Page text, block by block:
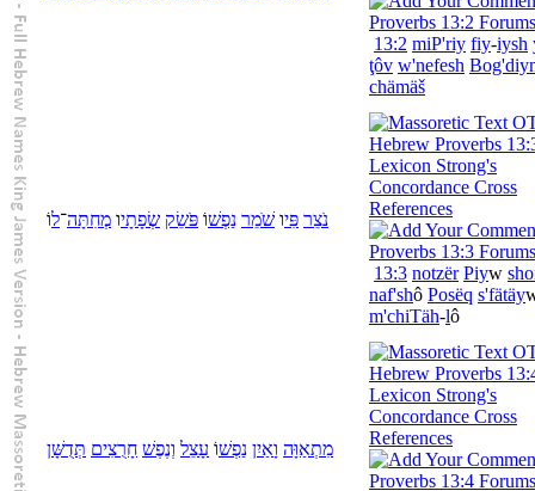
13:2 miP'riy fiy-iysh
ţôv w'nefesh
chämäš
נֹצֵר פִּיו שֹׁמֵר נַפְשׁוֹ פֹּשֵׂק שְׂפָתָיו מְחִתָּה־לוֹ
13:3 notzër Piyw
naf'shô Posëq s'fätäy
m'chiTäh-lô
מִתְאַוָּה וָאַיִן נַפְשׁוֹ עָצֵל וְנֶפֶשׁ חָרֻצִים תְּדֻשָּׁן